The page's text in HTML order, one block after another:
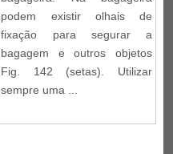
podem existir olhais de
fixação para segurar a
bagagem e outros objetos
Fig. 142 (setas). Utilizar
sempre uma ...